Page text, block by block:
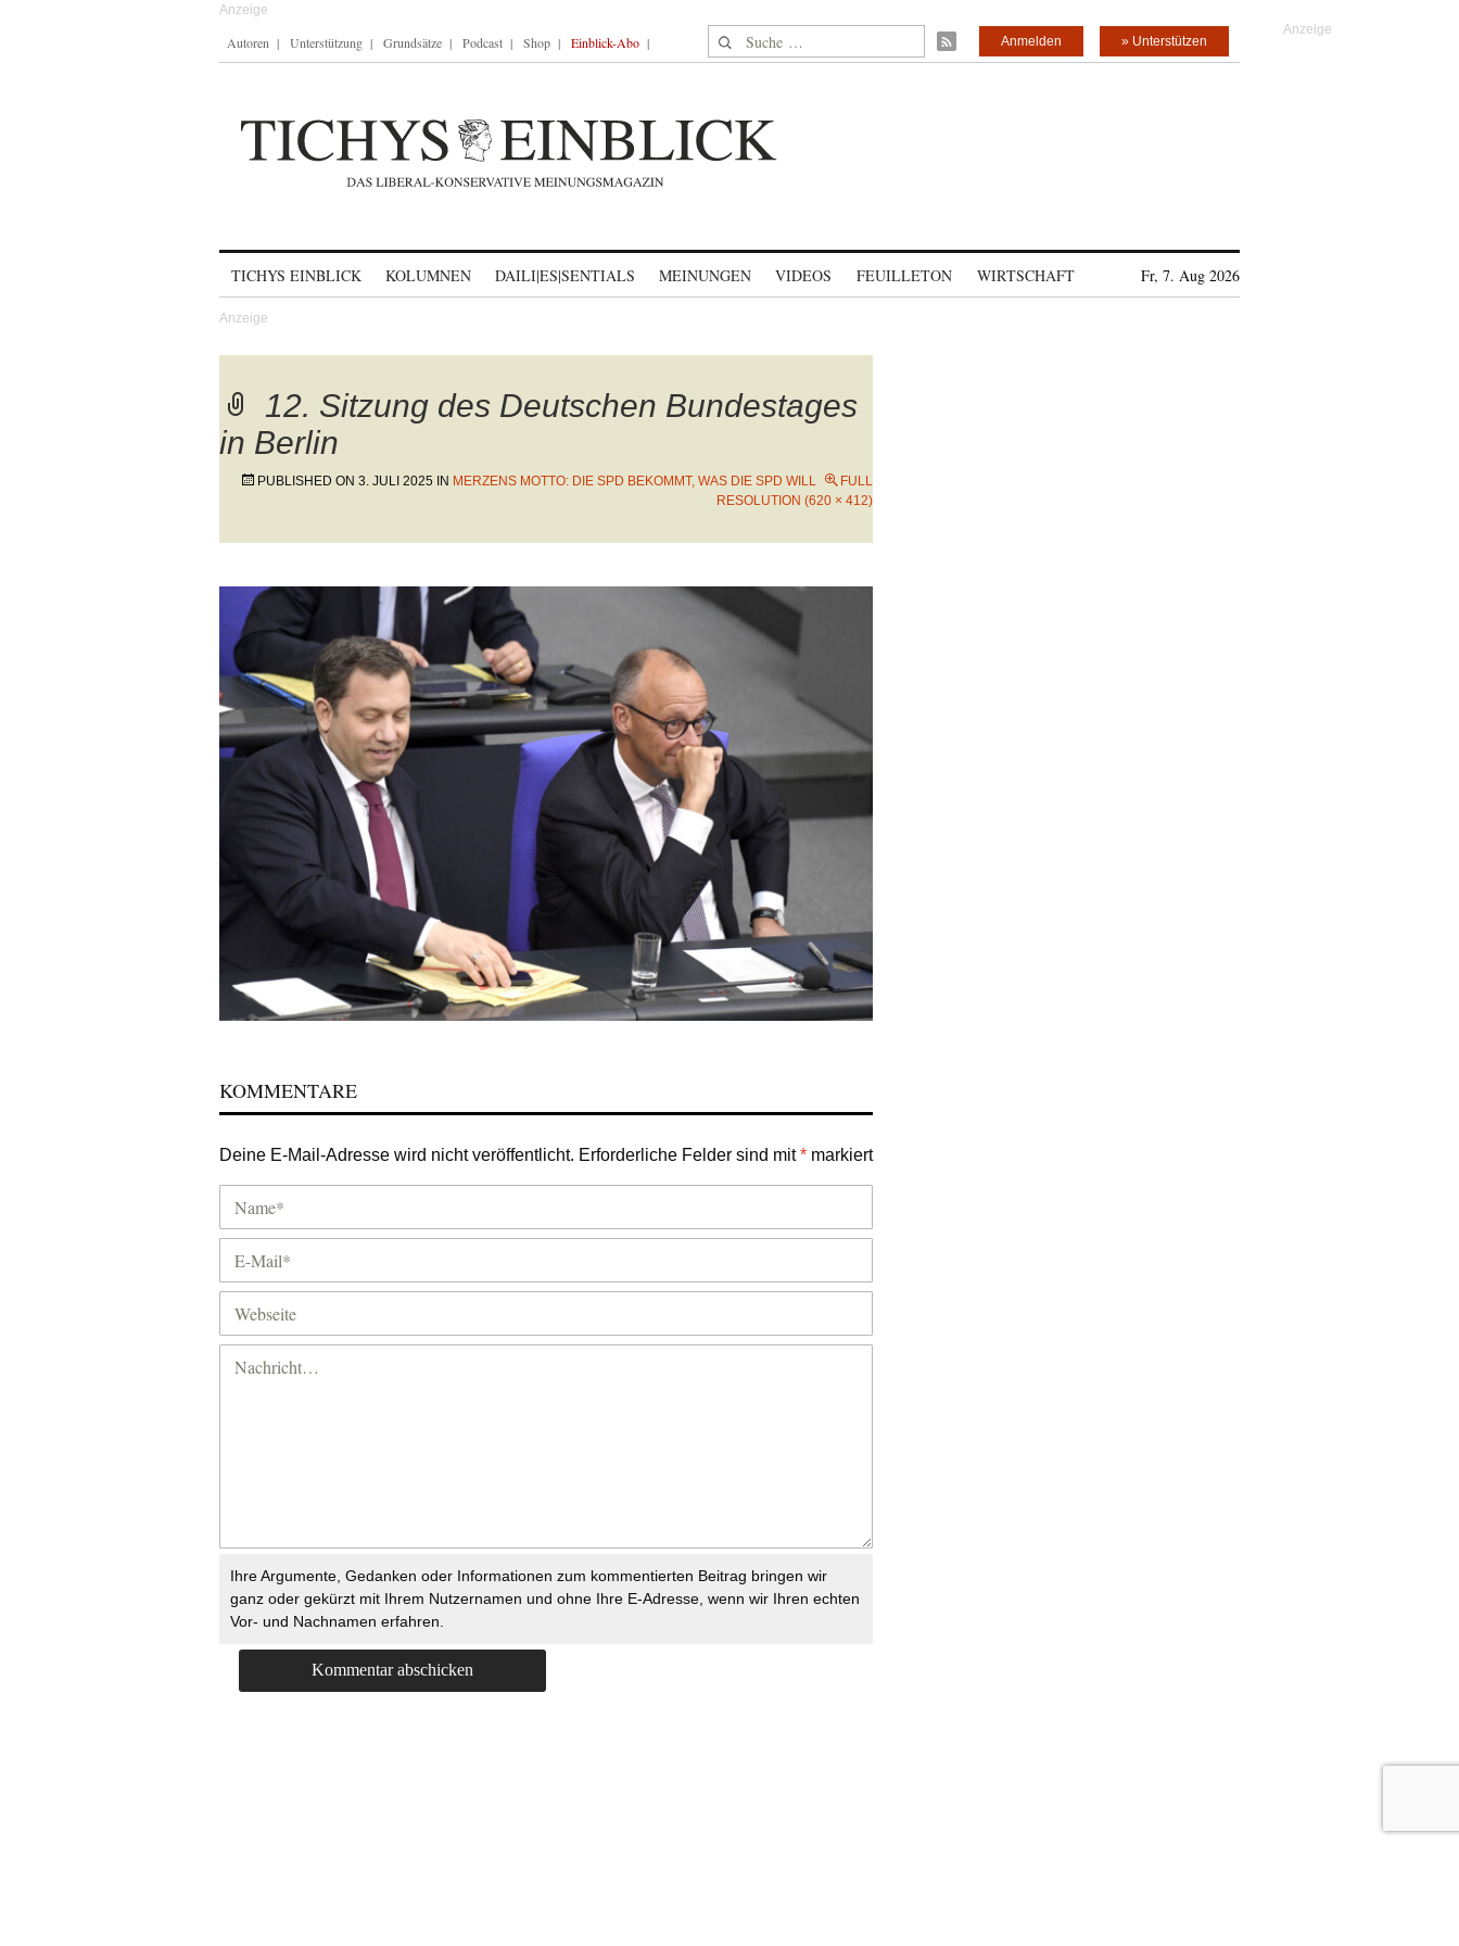
Autoren Unterstützung Grundsätze Podcast Shop Einblick-Abo Suche nach: » Unterstützen
Anmelden
TICHYS EINBLICK KOLUMNEN DAILI|ES|SENTIALS MEINUNGEN VIDEOS FEUILLETON WIRTSCHAFT Fr, 7. Aug 2026
12. Sitzung des Deutschen Bundestages
in Berlin
PUBLISHED ON 3. JULI 2025 IN MERZENS MOTTO: DIE SPD BEKOMMT, WAS DIE SPD WILL
FULL
RESOLUTION (620 × 412)
KOMMENTARE
Deine E-Mail-Adresse wird nicht veröffentlicht. Erforderliche Felder sind mit* markiert
Ihre Argumente, Gedanken oder Informationen zum kommentierten Beitrag bringen wir
ganz oder gekürzt mit Ihrem Nutzernamen und ohne Ihre E-Adresse, wenn wir Ihren echten
Vor- und Nachnamen erfahren.